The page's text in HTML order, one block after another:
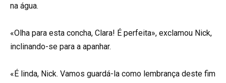
na água.
«Olha para esta concha, Clara! É perfeita», exclamou Nick,
inclinando-se para a apanhar.
«É linda, Nick. Vamos guardá-la como lembrança deste fim